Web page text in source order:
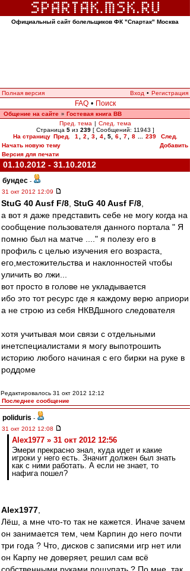
Официальный сайт болельщиков ФК "Спартак" Москва
Полная версия Вход • Регистрация
FAQ • Поиск
Общение на сайте » Гостевая книга ВВ
Пред. тема | След. тема
Страница 5из 239[ Сообщений: 11943 ]
На страницу Пред. 1 2 3 4 5, 6 7 8 239
След.
Начать новую тему
Добавить
Версия для печати
01.10.2012 - 31.10.2012
бундес -
31 окт 2012 12:09
StuG 40 Ausf F/8 StuG 40 Ausf F/8
а вот я даже представить себе не могу когда на
сообщение пользователя данного портала " Я
помню был на матче ...." я полезу его в
профиль с целью изучения его возраста,
его,местожительства и наклонностей чтобы
уличить во лжи...
вот просто в голове не укладывается
ибо это тот ресурс где я каждому верю априори
а не строю из себя НКВДшного следователя
хотя учитывая мои связи с отдельными
инетспециалистами я могу выпотрошить
историю любого начиная с его бирки на руке в
роддоме
Редактировалось 31 окт 2012 12:12
Последнее сообщение
poliduris -
31 окт 2012 12:08
Alex1977 » 31 окт 2012 12:56
Эмери прекрасно знал, куда идет и какие
игроки у него есть. Значит должен был знать
как с ними работать. А если не знает, то
нафига пошел?
Alex1977
Лёш, а мне что-то так не кажется. Иначе зачем
он занимается тем, чем Карпин до него почти
три года ? Что, дисков с записями игр нет или
он Карпу не доверяет, решил сам всё